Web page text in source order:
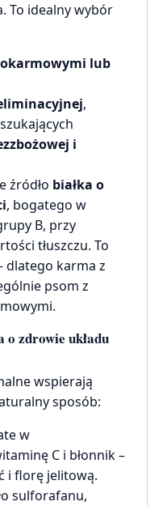
To idealny wybór
lub
,
i
źródło białka o
, bogatego w
B, przy
tłuszczu. To
dlatego karma z
psom z
o zdrowie układu
wspierają
sposób:
w
C i błonnik –
i florę jelitową.
sulforafanu,